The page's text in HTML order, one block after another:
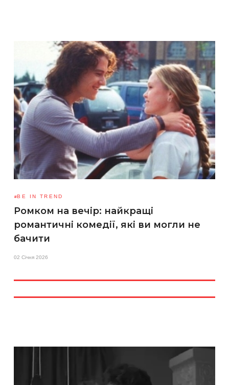
BE IN TREND
Ромком на вечір: найкращі
романтичні комедії, які ви могли не
бачити
02 Січня 2026